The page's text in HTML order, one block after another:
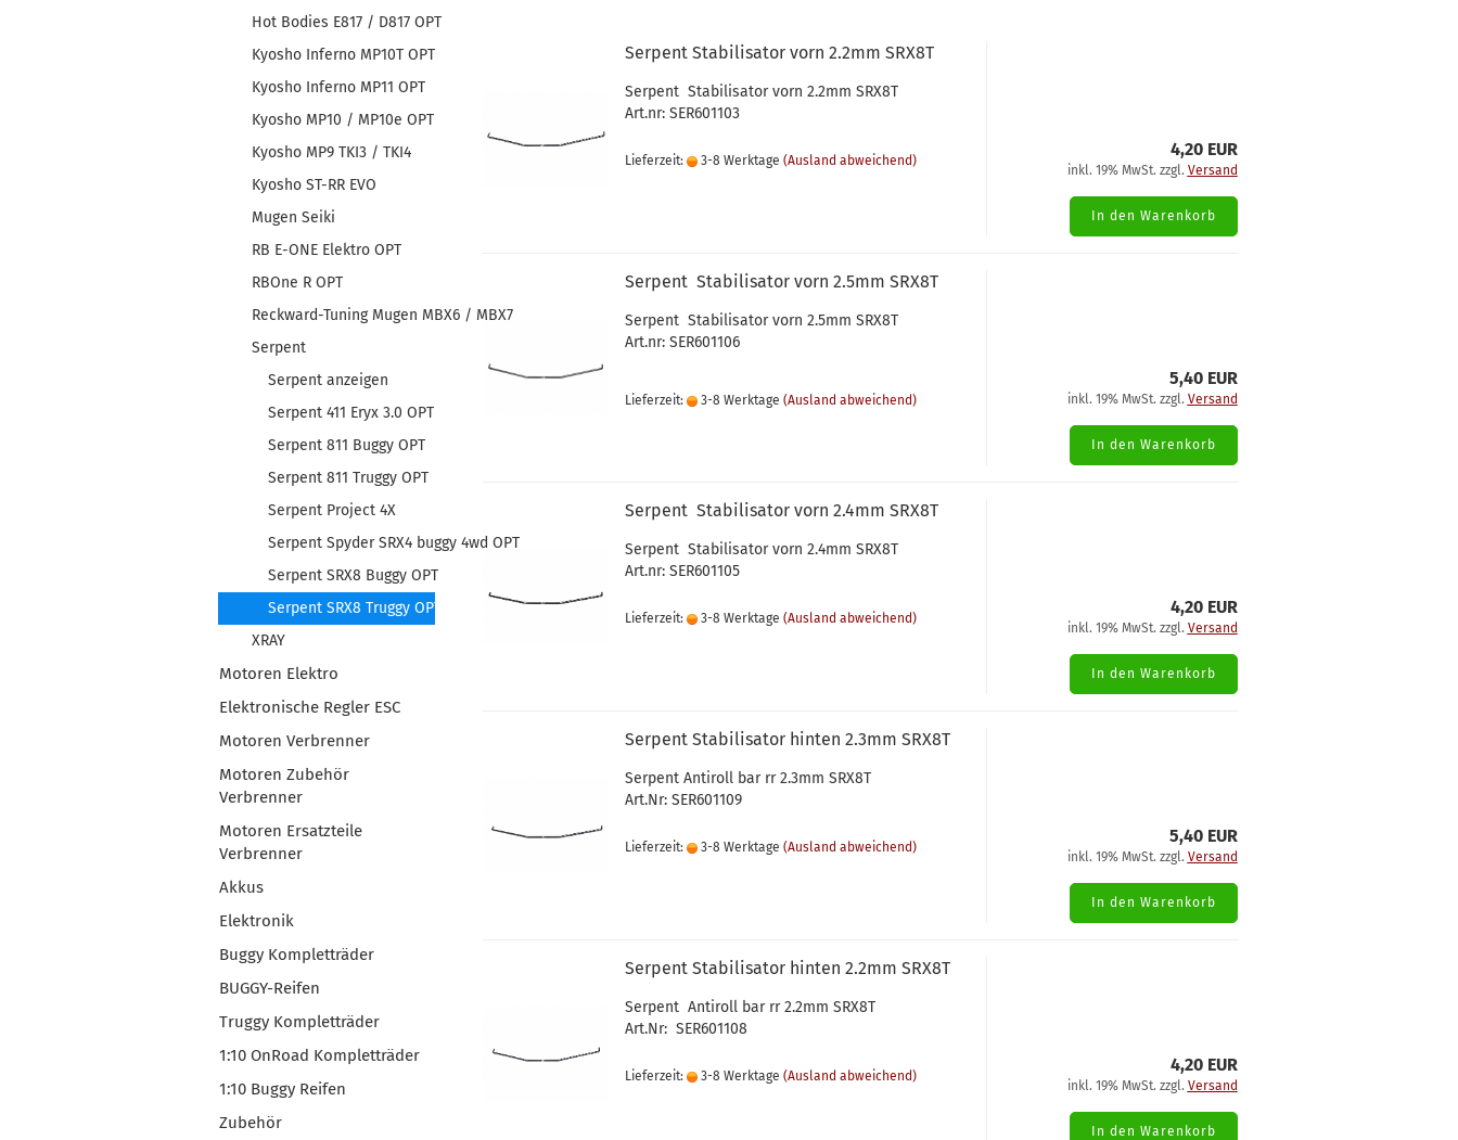
Serpent Stabilisator vorn 2.2mm SRX8T
Serpent Stabilisator vorn 2.2mm SRX8T
Art.nr: SER601103
Lieferzeit: 3-8 Werktage (Ausland abweichend)
4,20 EUR
inkl. 19% MwSt. zzgl. Versand
In den Warenkorb
Serpent Stabilisator vorn 2.5mm SRX8T
Serpent Stabilisator vorn 2.5mm SRX8T
Art.nr: SER601106
Lieferzeit: 3-8 Werktage (Ausland abweichend)
5,40 EUR
inkl. 19% MwSt. zzgl. Versand
In den Warenkorb
Serpent Stabilisator vorn 2.4mm SRX8T
Serpent Stabilisator vorn 2.4mm SRX8T
Art.nr: SER601105
Lieferzeit: 3-8 Werktage (Ausland abweichend)
4,20 EUR
inkl. 19% MwSt. zzgl. Versand
In den Warenkorb
Serpent Stabilisator hinten 2.3mm SRX8T
Serpent Antiroll bar rr 2.3mm SRX8T
Art.Nr: SER601109
Lieferzeit: 3-8 Werktage (Ausland abweichend)
5,40 EUR
inkl. 19% MwSt. zzgl. Versand
In den Warenkorb
Serpent Stabilisator hinten 2.2mm SRX8T
Serpent Antiroll bar rr 2.2mm SRX8T
Art.Nr: SER601108
Lieferzeit: 3-8 Werktage (Ausland abweichend)
4,20 EUR
inkl. 19% MwSt. zzgl. Versand
In den Warenkorb
Hot Bodies E817 / D817 OPT
Kyosho Inferno MP10T OPT
Kyosho Inferno MP11 OPT
Kyosho MP10 / MP10e OPT
Kyosho MP9 TKI3 / TKI4
Kyosho ST-RR EVO
Mugen Seiki
RB E-ONE Elektro OPT
RBOne R OPT
Reckward-Tuning Mugen MBX6 / MBX7
Serpent
Serpent anzeigen
Serpent 411 Eryx 3.0 OPT
Serpent 811 Buggy OPT
Serpent 811 Truggy OPT
Serpent Project 4X
Serpent Spyder SRX4 buggy 4wd OPT
Serpent SRX8 Buggy OPT
Serpent SRX8 Truggy OPT
XRAY
Motoren Elektro
Elektronische Regler ESC
Motoren Verbrenner
Motoren Zubehör
Verbrenner
Motoren Ersatzteile
Verbrenner
Akkus
Elektronik
Buggy Kompletträder
BUGGY-Reifen
Truggy Kompletträder
1:10 OnRoad Kompletträder
1:10 Buggy Reifen
Zubehör